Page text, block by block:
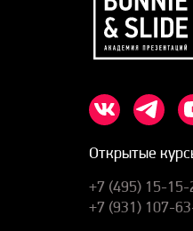
Открытые
+7 (495) 15-15-
+7 (931) 107-